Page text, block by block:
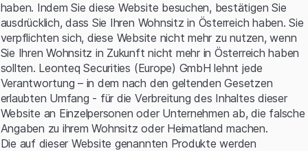
haben. Indem Sie diese Website besuchen, bestätigen Sie
ausdrücklich, dass Sie Ihren Wohnsitz in Österreich haben. Sie
verpflichten sich, diese Website nicht mehr zu nutzen, wenn
Sie Ihren Wohnsitz in Zukunft nicht mehr in Österreich haben
sollten. Leonteq Securities (Europe) GmbH lehnt jede
Verantwortung – in dem nach den geltenden Gesetzen
erlaubten Umfang - für die Verbreitung des Inhaltes dieser
Website an Einzelpersonen oder Unternehmen ab, die falsche
Angaben zu ihrem Wohnsitz oder Heimatland machen.
Die auf dieser Website genannten Produkte werden